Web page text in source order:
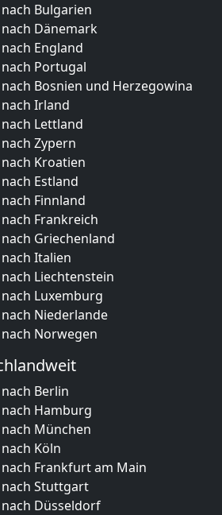
Bulgarien
Dänemark
England
Portugal
Bosnien und Herzegowina
Irland
Lettland
Zypern
Kroatien
Estland
Finnland
Frankreich
Griechenland
Italien
Liechtenstein
Luxemburg
Niederlande
Norwegen
Berlin
Hamburg
München
Köln
Frankfurt am Main
Stuttgart
Düsseldorf